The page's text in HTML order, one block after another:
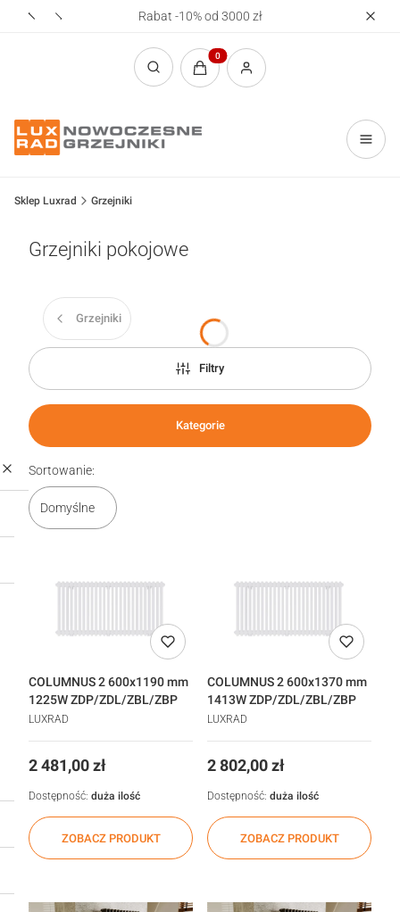
Rabat -10% od 3000 zł
Otwórz wyszukiwarkę
Produkty w koszyku: 0. Zobacz
Sklep Luxrad Grzejniki
Grzejniki pokojowe
Grzejniki
Filtry
Kategorie
Lista produktów
Sortowanie:
Domyślne
COLUMNUS 2 600x1190 mm
1225W ZDP/ZDL/ZBL/ZBP
LUXRAD
Cena
2 481,00 zł
ZOBACZ PRODUKT
Dostępność: duża ilość
COLUMNUS 2 600x1370 mm
1413W ZDP/ZDL/ZBL/ZBP
LUXRAD
Cena
2 802,00 zł
ZOBACZ PRODUKT
Dostępność: duża ilość